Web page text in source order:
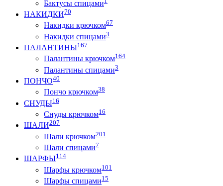
Бактусы спицами
НАКИДКИ70
Накидки крючком67
Накидки спицами3
ПАЛАНТИНЫ167
Палантины крючком164
Палантины спицами3
ПОНЧО40
Пончо крючком38
СНУДЫ16
Снуды крючком16
ШАЛИ207
Шали крючком201
Шали спицами7
ШАРФЫ114
Шарфы крючком101
Шарфы спицами15